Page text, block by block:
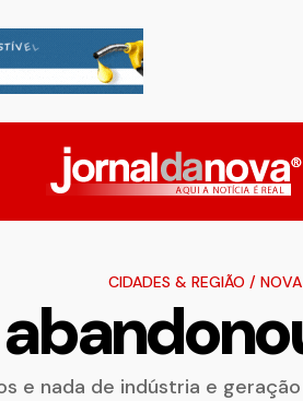
CIDADES & REGIÃO /
e nada de indústria e